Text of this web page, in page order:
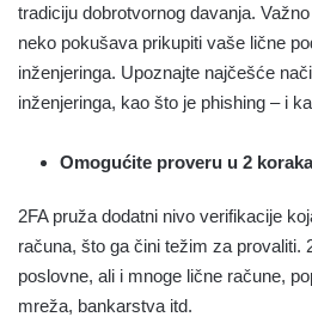
tradiciju dobrotvornog davanja.
neko pokušava prikupiti vaše lične
inženjeringa. Upoznajte najčešće
inženjeringa, kao što je phishing – i
Omogućite proveru u 2
2FA pruža dodatni nivo verifikacije
računa, što ga čini težim za provaliti.
poslovne, ali i mnoge lične račune,
mreža, bankarstva itd.